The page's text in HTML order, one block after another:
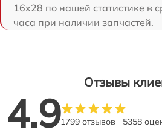
16x28 по нашей статистике в
часа при наличии запчастей.
Отзывы
4.91799 отзывов 5358